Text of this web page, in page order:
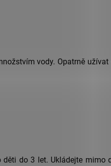
vody. Opatrně
do 3 let. Ukládejte